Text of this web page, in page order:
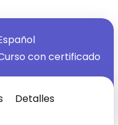
con certificado
Detalles